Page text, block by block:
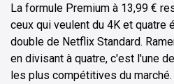
La formule Premium à 13,99 €
ceux qui veulent du 4K et quatre
double de Netflix Standard.
en divisant à quatre, c'est l'une
les plus compétitives du